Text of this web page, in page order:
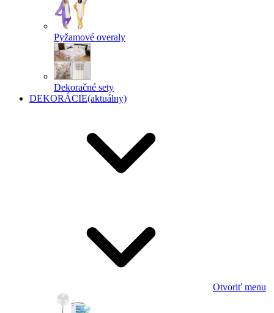
Pyžamové overaly
Dekoračné sety
DEKORÁCIE(aktuálny)
Otvoriť menu